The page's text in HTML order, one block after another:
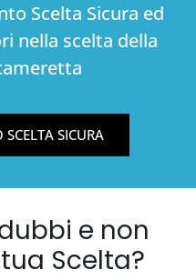
Scelta Sicura ed
nella scelta della
SICURA
e non
Scelta?